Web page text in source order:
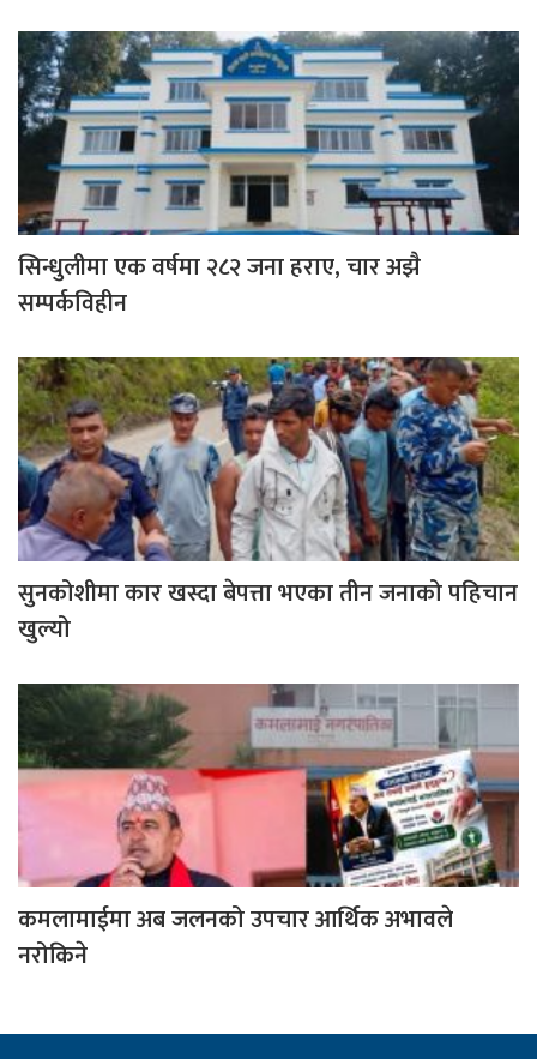
सिन्धुलीमा एक वर्षमा २८२ जना हराए, चार अझै
सम्पर्कविहीन
सुनकोशीमा कार खस्दा बेपत्ता भएका तीन जनाको पहिचान
खुल्यो
कमलामाईमा अब जलनको उपचार आर्थिक अभावले
नरोकिने